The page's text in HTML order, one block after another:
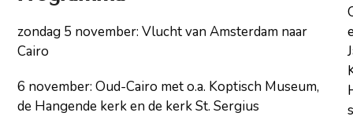
zondag 5 november: Vlucht van Amsterdam naar
Cairo
6 november: Oud-Cairo met o.a. Koptisch Museum,
de Hangende kerk en de kerk St. Sergius